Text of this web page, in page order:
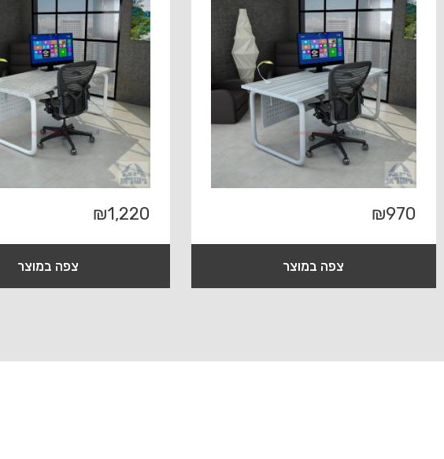
₪970
צפה במוצר
₪1,220
צפה במוצר